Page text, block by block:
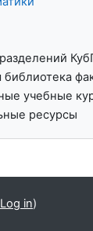
учебные
ресурсы
Log in)